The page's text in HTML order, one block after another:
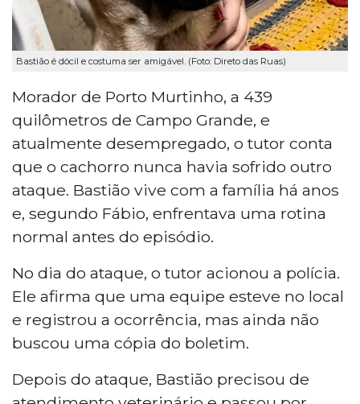
Bastião é dócil e costuma ser amigável. (Foto: Direto das Ruas)
Morador de Porto Murtinho, a 439
quilômetros de Campo Grande, e
atualmente desempregado, o tutor conta
que o cachorro nunca havia sofrido outro
ataque. Bastião vive com a família há anos
e, segundo Fábio, enfrentava uma rotina
normal antes do episódio.
No dia do ataque, o tutor acionou a polícia.
Ele afirma que uma equipe esteve no local
e registrou a ocorrência, mas ainda não
buscou uma cópia do boletim.
Depois do ataque, Bastião precisou de